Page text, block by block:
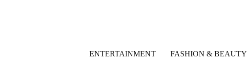
ENTERTAINMENT FASHION & BEAUTY